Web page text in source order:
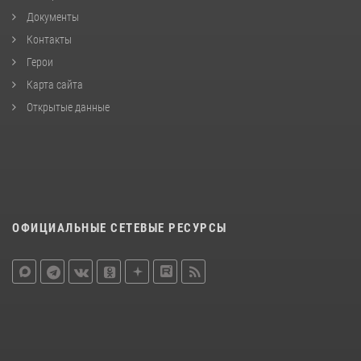
Документы
Контакты
Герои
Карта сайта
Открытые данные
ОФИЦИАЛЬНЫЕ СЕТЕВЫЕ РЕСУРСЫ